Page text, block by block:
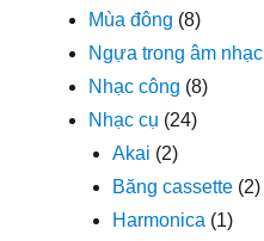
Mùa đông (8)
Ngựa trong âm nhạc
Nhạc công (8)
Nhạc cụ (24)
Akai (2)
Băng cassette (2)
Harmonica (1)